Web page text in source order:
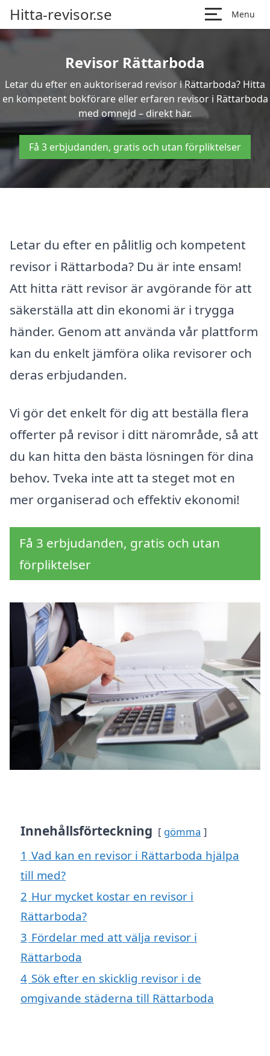
Hitta-revisor.se Menu
Revisor Rättarboda
Letar du efter en auktoriserad revisor i Rättarboda? Hitta
en kompetent bokförare eller erfaren revisor i Rättarboda
med omnejd – direkt här.
Få 3 erbjudanden, gratis och utan förpliktelser
Letar du efter en pålitlig och kompetent
revisor i Rättarboda? Du är inte ensam!
Att hitta rätt revisor är avgörande för att
säkerställa att din ekonomi är i trygga
händer. Genom att använda vår plattform
kan du enkelt jämföra olika revisorer och
deras erbjudanden.
Vi gör det enkelt för dig att beställa flera
offerter på revisor i ditt närområde, så att
du kan hitta den bästa lösningen för dina
behov. Tveka inte att ta steget mot en
mer organiserad och effektiv ekonomi!
Få 3 erbjudanden, gratis och utan
förpliktelser
Innehållsförteckning gömma
1 Vad kan en revisor i Rättarboda hjälpa
till med?
2 Hur mycket kostar en revisor i
Rättarboda?
3 Fördelar med att välja revisor i
Rättarboda
4 Sök efter en skicklig revisor i de
omgivande städerna till Rättarboda